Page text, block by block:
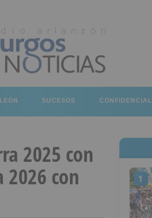
SUCESOS CONFIDENCIAL
2025 con
con
1